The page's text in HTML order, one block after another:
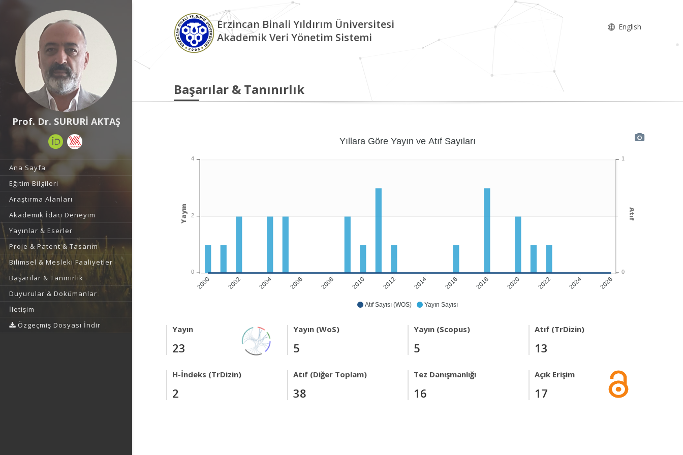
Prof. Dr. SURURİ AKTAŞ
Ana Sayfa
Eğitim Bilgileri
Araştırma Alanları
Akademik İdari Deneyim
Yayınlar & Eserler
Proje & Patent & Tasarım
Bilimsel & Mesleki Faaliyetler
Başarılar & Tanınırlık
Duyurular & Dokümanlar
İletişim
Özgeçmiş Dosyası İndir
Erzincan Binali Yıldırım Üniversitesi
Akademik Veri Yönetim Sistemi
English
Başarılar & Tanınırlık
Atıf Sayısı (WOS) Yayın Sayısı
2000 2002 2004 2006 2008 2010 2012 2014 2016 2018 2020 2022 2024 2026
Yıllara Göre Yayın ve Atıf Sayıları
1
0
Atıf
4
2
0
Yayın
Yayın
23
Yayın (WoS)
5
Yayın (Scopus)
5
Atıf (TrDizin)
13
H-İndeks (TrDizin)
2
Atıf (Diğer Toplam)
38
Tez Danışmanlığı
16
Açık Erişim
17